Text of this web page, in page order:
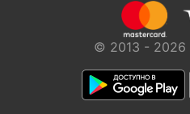
© 2013 - 2026